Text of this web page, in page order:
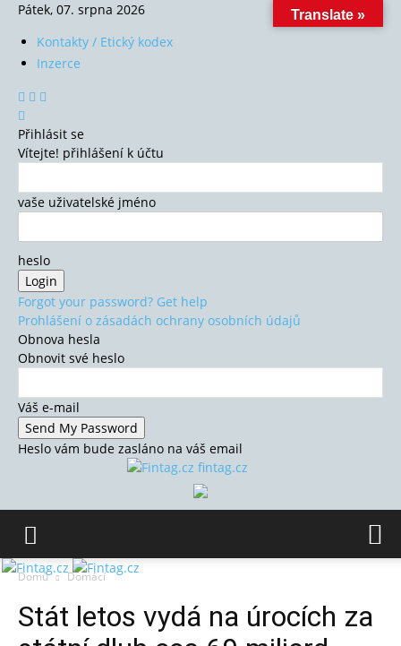
Pátek, 07. srpna 2026
Kontakty / Etický kodex
Inzerce
Přihlásit se
Vítejte! přihlášení k účtu
vaše uživatelské jméno
heslo
Forgot your password? Get help
Prohlášení o zásadách ochrany osobních údajů
Obnova hesla
Obnovit své heslo
Váš e-mail
Heslo vám bude zasláno na váš email
fintag.cz
Domů Domácí
Stát letos vydá na úrocích za
Translate »